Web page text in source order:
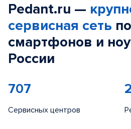
Pedant.ru —
сервисная сеть
смартфонов и
России
707
Сервисных центров